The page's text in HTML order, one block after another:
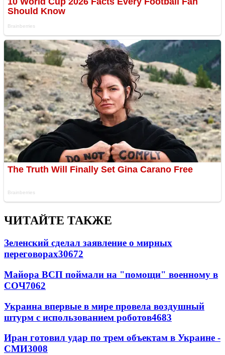
ЧИТАЙТЕ ТАКЖЕ
Зеленский сделал заявление о мирных
переговорах30672
Майора ВСП поймали на "помощи" военному в
СОЧ7062
Украина впервые в мире провела воздушный
штурм с использованием роботов4683
Иран готовил удар по трем объектам в Украине -
СМИ3008